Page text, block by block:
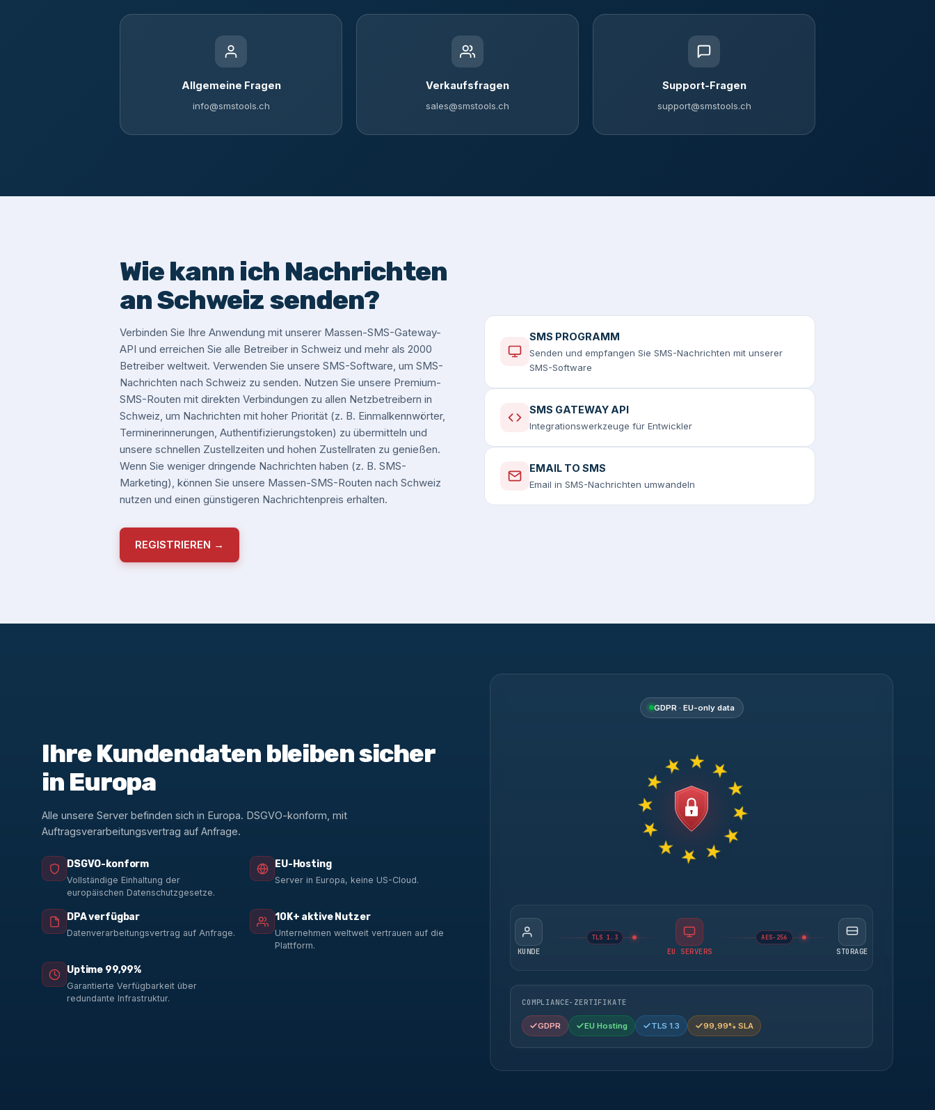
Allgemeine Fragen
info@smstools.ch
Verkaufsfragen
sales@smstools.ch
Support-Fragen
support@smstools.ch
Wie kann ich Nachrichten
an Schweiz senden?
Verbinden Sie Ihre Anwendung mit unserer Massen-SMS-Gateway-
API und erreichen Sie alle Betreiber in Schweiz und mehr als 2000
Betreiber weltweit. Verwenden Sie unsere SMS-Software, um SMS-
Nachrichten nach Schweiz zu senden. Nutzen Sie unsere Premium-
SMS-Routen mit direkten Verbindungen zu allen Netzbetreibern in
Schweiz, um Nachrichten mit hoher Priorität (z. B. Einmalkennwörter,
Terminerinnerungen, Authentifizierungstoken) zu übermitteln und
unsere schnellen Zustellzeiten und hohen Zustellraten zu genießen.
Wenn Sie weniger dringende Nachrichten haben (z. B. SMS-
Marketing), können Sie unsere Massen-SMS-Routen nach Schweiz
nutzen und einen günstigeren Nachrichtenpreis erhalten.
REGISTRIEREN →
SMS PROGRAMM
Senden und empfangen Sie SMS-Nachrichten mit unserer
SMS-Software
SMS GATEWAY API
Integrationswerkzeuge für Entwickler
EMAIL TO SMS
Email in SMS-Nachrichten umwandeln
Ihre Kundendaten bleiben sicher
in Europa
Alle unsere Server befinden sich in Europa. DSGVO-konform, mit
Auftragsverarbeitungsvertrag auf Anfrage.
DSGVO-konform
Vollständige Einhaltung der
europäischen Datenschutzgesetze.
EU-Hosting
Server in Europa, keine US-Cloud.
DPA verfügbar
Datenverarbeitungsvertrag auf Anfrage.
10K+ aktive Nutzer
Unternehmen weltweit vertrauen auf die
Plattform.
Uptime 99,99%
Garantierte Verfügbarkeit über
redundante Infrastruktur.
GDPR · EU-only data
KUNDE
TLS 1.3
EU SERVERS
AES-256
STORAGE
COMPLIANCE-ZERTIFIKATE
GDPR EU Hosting TLS 1.3 99,99% SLA